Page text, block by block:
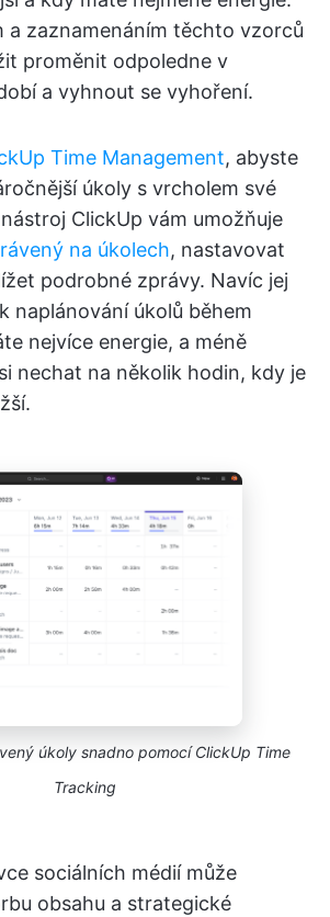
a zaznamenáním těchto vzorců
proměnit odpoledne v
a vyhnout se vyhoření.
Time Management, abyste
úkoly s vrcholem své
ClickUp vám umožňuje
na úkolech, nastavovat
podrobné zprávy. Navíc jej
naplánování úkolů během
nejvíce energie, a méně
nechat na několik hodin, kdy je
úkoly snadno pomocí ClickUp Time
Tracking
sociálních médií může
obsahu a strategické